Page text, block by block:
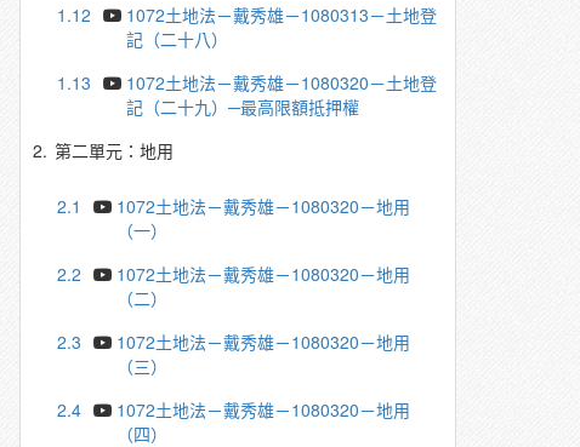
1.12
1072土地法－戴秀雄－1080313－土地登
記（二十八）
1.13
1072土地法－戴秀雄－1080320－土地登
記（二十九）─最高限額抵押權
2. 第二單元：地用
2.1
1072土地法－戴秀雄－1080320－地用
（一）
2.2
1072土地法－戴秀雄－1080320－地用
（二）
2.3
1072土地法－戴秀雄－1080320－地用
（三）
2.4
1072土地法－戴秀雄－1080320－地用
（四）